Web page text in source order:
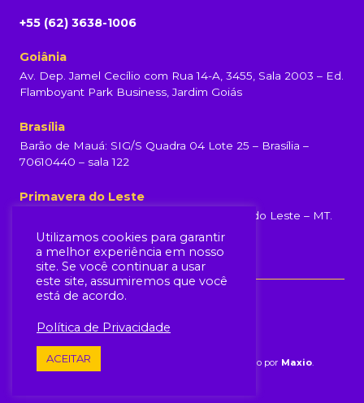
+55 (62) 3638-1006
Goiânia
Av. Dep. Jamel Cecílio com Rua 14-A, 3455, Sala 2003 – Ed.
Flamboyant Park Business, Jardim Goiás
Brasília
Barão de Mauá: SIG/S Quadra 04 Lote 25 – Brasília –
70610440 – sala 122
Primavera do Leste
Rua Rondonópolis, 231, Centro, Primavera do Leste – MT.
(65) 99960-6839
© Yellot 2026. Todos os direitos reservados. Produzido por Maxio.
Utilizamos cookies para garantir
a melhor experiência em nosso
site. Se você continuar a usar
este site, assumiremos que você
está de acordo.
Política de Privacidade
ACEITAR